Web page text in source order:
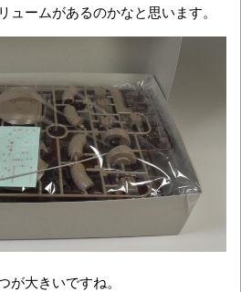
ームがあるのかなと思います。
が大きいですね。